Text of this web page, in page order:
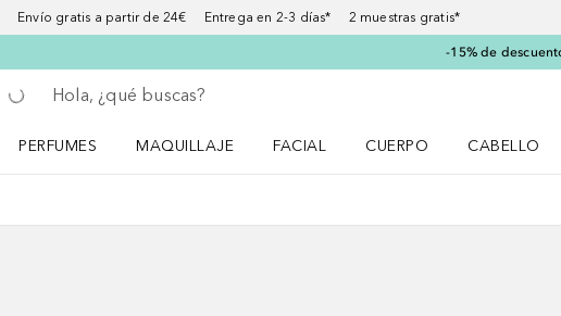
Envío gratis a partir de 24€ Entrega en 2-3 días* 2 muestras gratis*
-15% de
Regresar
Ejecutar búsqueda
PERFUMES
MAQUILLAJE
FACIAL
CUERPO
CABELLO